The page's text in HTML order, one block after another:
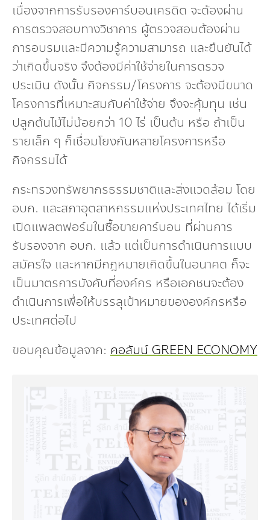
เนื่องจากการรับรองคาร์บอนเครดิต จะต้องผ่าน
การตรวจสอบทางวิชาการ ผู้ตรวจสอบต้องผ่าน
การอบรมและมีความรู้ความสามารถ และยืนยันได้
ว่าเกิดขึ้นจริง จึงต้องมีค่าใช้จ่ายในการตรวจ
ประเมิน ดังนั้น กิจกรรม/โครงการ จะต้องมีขนาด
โครงการที่เหมาะสมกับค่าใช้จ่าย จึงจะคุ้มทุน เช่น
ปลูกต้นไม้ไม่น้อยกว่า 10 ไร่ เป็นต้น หรือ ถ้าเป็น
รายเล็ก ๆ ก็เชื่อมโยงกันหลายโครงการหรือ
กิจกรรมได้
กระทรวงทรัพยากรธรรมชาติและสิ่งแวดล้อม โดย
อบก. และสภาอุตสาหกรรมแห่งประเทศไทย ได้เริ่ม
เปิดแพลตฟอร์มในซื้อขายคาร์บอน ที่ผ่านการ
รับรองจาก อบก. แล้ว แต่เป็นการดำเนินการแบบ
สมัครใจ และหากมีกฎหมายเกิดขึ้นในอนาคต ก็จะ
เป็นมาตรการบังคับที่องค์กร หรือเอกชนจะต้อง
ดำเนินการเพื่อให้บรรลุเป้าหมายขององค์กรหรือ
ประเทศต่อไป
ขอบคุณข้อมูลจาก: คอลัมน์ GREEN ECONOMY